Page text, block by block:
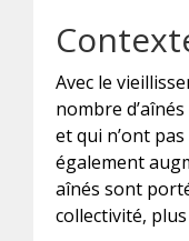
Avec le
nombre
et qui n’ont
également
aînés sont
collectivité,